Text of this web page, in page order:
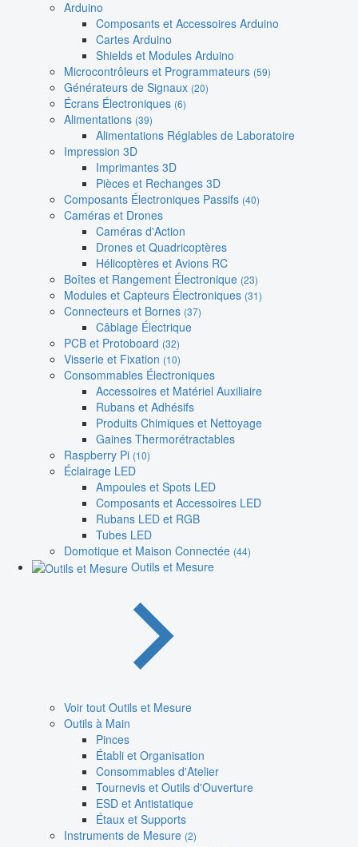
Arduino
Composants et Accessoires Arduino
Cartes Arduino
Shields et Modules Arduino
Microcontrôleurs et Programmateurs (59)
Générateurs de Signaux (20)
Écrans Électroniques (6)
Alimentations (39)
Alimentations Réglables de Laboratoire
Impression 3D
Imprimantes 3D
Pièces et Rechanges 3D
Composants Électroniques Passifs (40)
Caméras et Drones
Caméras d'Action
Drones et Quadricoptères
Hélicoptères et Avions RC
Boîtes et Rangement Électronique (23)
Modules et Capteurs Électroniques (31)
Connecteurs et Bornes (37)
Câblage Électrique
PCB et Protoboard (32)
Visserie et Fixation (10)
Consommables Électroniques
Accessoires et Matériel Auxiliaire
Rubans et Adhésifs
Produits Chimiques et Nettoyage
Gaines Thermorétractables
Raspberry Pi (10)
Éclairage LED
Ampoules et Spots LED
Composants et Accessoires LED
Rubans LED et RGB
Tubes LED
Domotique et Maison Connectée (44)
Outils et Mesure
Voir tout Outils et Mesure
Outils à Main
Pinces
Établi et Organisation
Consommables d'Atelier
Tournevis et Outils d'Ouverture
ESD et Antistatique
Étaux et Supports
Instruments de Mesure (2)